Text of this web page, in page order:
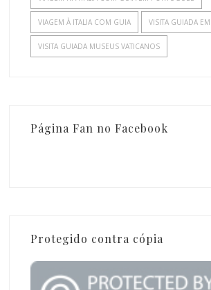
VIAGEM À ITALIA COM GUIA VISITA GUIADA
VISITA GUIADA MUSEUS VATICANOS
Página Fan no Facebook
Protegido contra cópia